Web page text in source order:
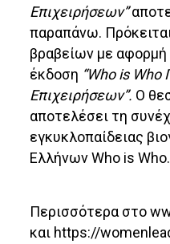
Επιχειρήσεων”
παραπάνω.
βραβείων με
έκδοση “Who is Who
Επιχειρήσεων”. Ο
αποτελέσει τη
εγκυκλοπαίδειας
Ελλήνων Who is Whο.
Περισσότερα στο
και https://